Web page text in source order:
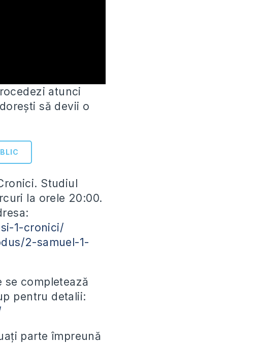
atunci
să devii o
Studiul
la orele 20:00.
1-cronici/
2-samuel-1-
se completează
pentru detalii:
parte împreună